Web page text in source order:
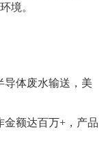
境。
导体废水输送，美
金额达百万+，产品